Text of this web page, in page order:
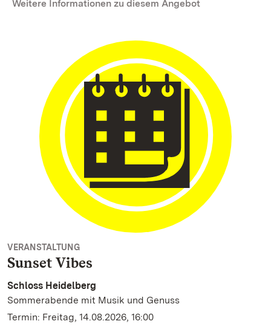
Weitere Informationen zu diesem Angebot
VERANSTALTUNG
Sunset Vibes
Schloss Heidelberg
Sommerabende mit Musik und Genuss
Termin: Freitag, 14.08.2026, 16:00